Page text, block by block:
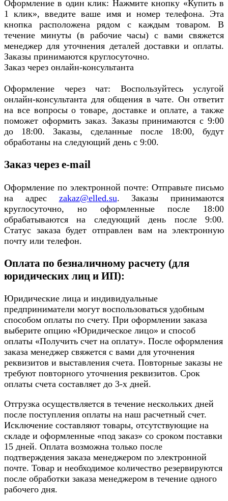
Оформление в один клик: Нажмите кнопку «Купить в
1 клик», введите ваше имя и номер телефона. Эта
кнопка расположена рядом с каждым товаром. В
течение минуты (в рабочие часы) с вами свяжется
менеджер для уточнения деталей доставки и оплаты.
Заказы принимаются круглосуточно.
Заказ через онлайн-консультанта
Оформление через чат: Воспользуйтесь услугой
онлайн-консультанта для общения в чате. Он ответит
на все вопросы о товаре, доставке и оплате, а также
поможет оформить заказ. Заказы принимаются с 9:00
до 18:00. Заказы, сделанные после 18:00, будут
обработаны на следующий день с 9:00.
Заказ через e-mail
Оформление по электронной почте: Отправьте письмо
на адрес zakaz@elled.su. Заказы принимаются
круглосуточно, но оформленные после 18:00
обрабатываются на следующий день после 9:00.
Статус заказа будет отправлен вам на электронную
почту или телефон.
Оплата по безналичному расчету (для
юридических лиц и ИП):
Юридические лица и индивидуальные
предприниматели могут воспользоваться удобным
способом оплаты по счету. При оформлении заказа
выберите опцию «Юридическое лицо» и способ
оплаты «Получить счет на оплату». После оформления
заказа менеджер свяжется с вами для уточнения
реквизитов и выставления счета. Повторные заказы не
требуют повторного уточнения реквизитов. Срок
оплаты счета составляет до 3-х дней.
Отгрузка осуществляется в течение нескольких дней
после поступления оплаты на наш расчетный счет.
Исключение составляют товары, отсутствующие на
складе и оформленные «под заказ» со сроком поставки
15 дней. Оплата возможна только после
подтверждения заказа менеджером по электронной
почте. Товар и необходимое количество резервируются
после обработки заказа менеджером в течение одного
рабочего дня.